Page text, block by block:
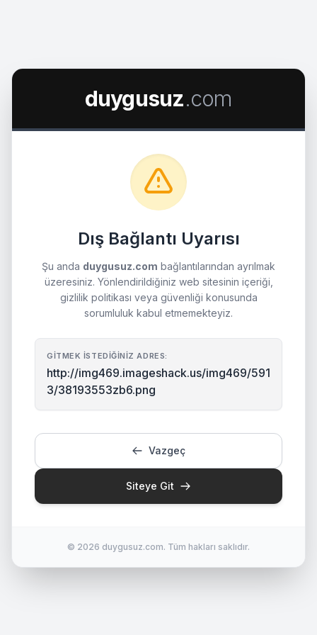
duygusuz.com
Dış Bağlantı Uyarısı
Şu anda duygusuz.com bağlantılarından ayrılmak
üzeresiniz. Yönlendirildiğiniz web sitesinin içeriği,
gizlilik politikası veya güvenliği konusunda
sorumluluk kabul etmemekteyiz.
GITMEK İSTEDIĞINIZ ADRES:
http://img469.imageshack.us/img469/591
3/38193553zb6.png
Vazgeç
Siteye Git
© 2026 duygusuz.com. Tüm hakları saklıdır.